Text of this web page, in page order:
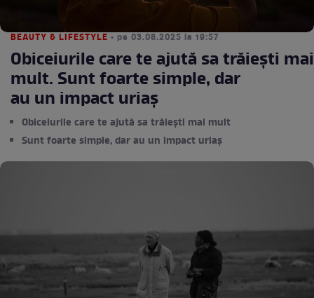
BEAUTY & LIFESTYLE • pe 03.08.2025 la 19:57
Obiceiurile care te ajută sa trăiești mai
mult. Sunt foarte simple, dar
au un impact uriaș
Obiceiurile care te ajută sa trăiești mai mult
Sunt foarte simple, dar au un impact uriaș